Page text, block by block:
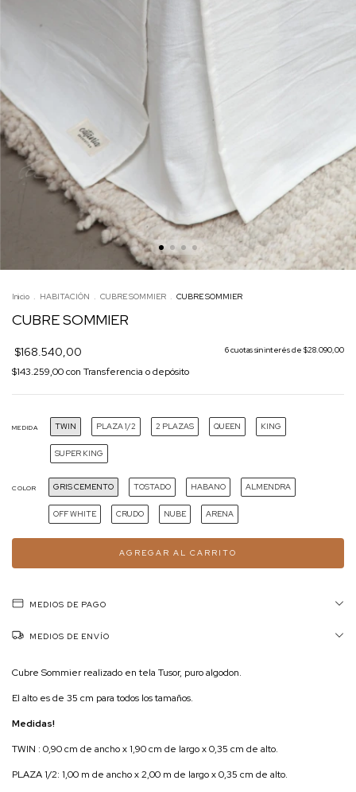
Inicio . HABITACIÓN . CUBRE SOMMIER . CUBRE SOMMIER
CUBRE SOMMIER
$168.540,00 6cuotas sin interés de $28.090,00
$143.259,00con Transferencia o depósito
MEDIDA TWIN PLAZA 1/2 2 PLAZAS QUEEN KING
SUPER KING
COLOR GRIS CEMENTO TOSTADO HABANO ALMENDRA
OFF WHITE CRUDO NUBE ARENA
MEDIOS DE PAGO
MEDIOS DE ENVÍO
Cubre Sommier realizado en tela Tusor, puro algodon.
El alto es de 35 cm para todos los tamaños.
Medidas!
TWIN : 0,90 cm de ancho x 1,90 cm de largo x 0,35 cm de alto.
PLAZA 1/2: 1,00 m de ancho x 2,00 m de largo x 0,35 cm de alto.